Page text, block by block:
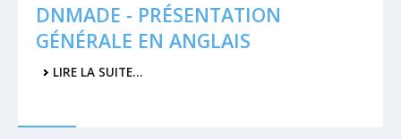
DNMADE - PRÉSENTATION
GÉNÉRALE EN ANGLAIS
LIRE LA SUITE…